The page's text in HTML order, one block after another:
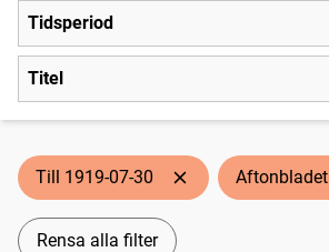
Tidsperiod
Titel
Till 1919-07-30 Aftonbladet
Rensa alla filter